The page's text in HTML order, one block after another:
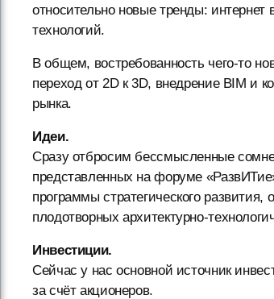
относительно новые тренды:
технологий.
В общем, востребованность чего-то
переход от 2D к 3D, внедрение BIM и
рынка.
Идеи.
Сразу отбросим бессмысленные
представленных на форуме
программы стратегического
плодотворных архитектурно-
Инвестиции.
Сейчас у нас основной источник
за счёт акционеров.